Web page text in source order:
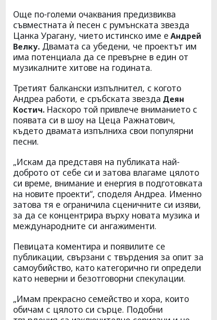
Още по-големи очаквания предизвиква
съвместната ѝ песен с румънската звезда
Цанка Урагану, чието истинско име е Андрей
Велку. Двамата са убедени, че проектът им
има потенциала да се превърне в един от
музикалните хитове на годината.
Третият балкански изпълнител, с когото
Андреа работи, е сръбската звезда Деян
Костич. Наскоро той привлече вниманието с
появата си в шоу на Цеца Ражнатович,
където двамата изпълниха свои популярни
песни.
„Искам да представя на публиката най-
доброто от себе си и затова влагаме цялото
си време, внимание и енергия в подготовката
на новите проекти“, споделя Андреа. Именно
затова тя е ограничила сценичните си изяви,
за да се концентрира върху новата музика и
международните си ангажименти.
Певицата коментира и появилите се
публикации, свързани с твърдения за опит за
самоубийство, като категорично ги определи
като неверни и безотговорни спекулации.
„Имам прекрасно семейство и хора, които
обичам с цялото си сърце. Подобни